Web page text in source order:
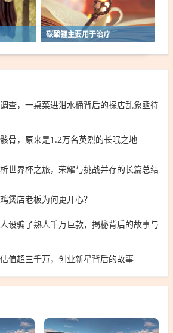
碳酸锂主要用于治疗
查，一桌菜进泔水桶背后的探店乱象亟待
骨，原来是1.2万名英烈的长眠之地
世界杯之旅，荣耀与挑战并存的长篇总结
煲店老板为何更开心？
设骗了熟人千万巨款，揭秘背后的故事与
值超三千万，创业新星背后的故事